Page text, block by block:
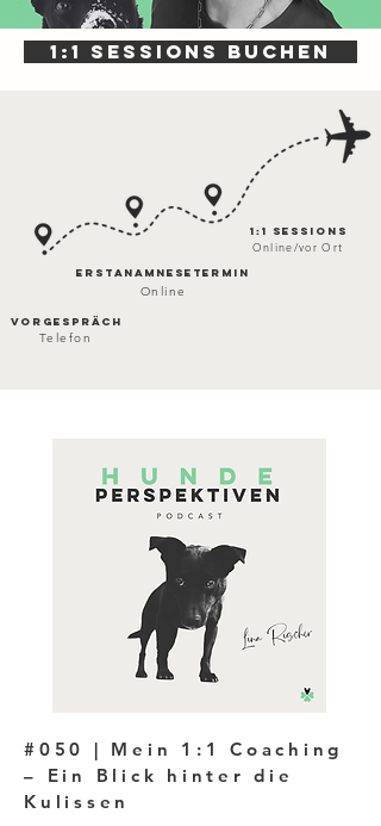
1:1 Sessions buchen
1:1 Sessions
Online/vor Ort
ErstAnamnesetermin
Online
Vorgespräch
Telefon
#050 | Mein 1:1 Coaching
– Ein Blick hinter die
Kulissen